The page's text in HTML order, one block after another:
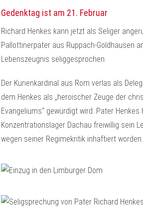
Gedenktag ist am 21. Februar
Richard Henkes kann jetzt als Seliger
Pallottinerpater aus Ruppach-Goldhausen
Lebenszeugnis seliggesprochen.
Der Kurienkardinal aus Rom verlas als
dem Henkes als „heroischer Zeuge der
Evangeliums“ gewürdigt wird. Pater
Konzentrationslager Dachau freiwillig sein
wegen seiner Regimekritik inhaftiert